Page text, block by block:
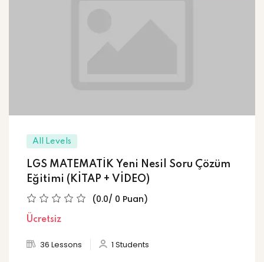
All Levels
LGS MATEMATİK Yeni Nesil Soru Çözüm
Eğitimi (KİTAP + VİDEO)
(0.0/ 0 Puan)
Ücretsiz
36 Lessons 1 Students